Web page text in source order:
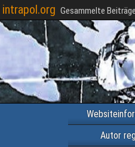
intrapol.org Gesammelte
Autor